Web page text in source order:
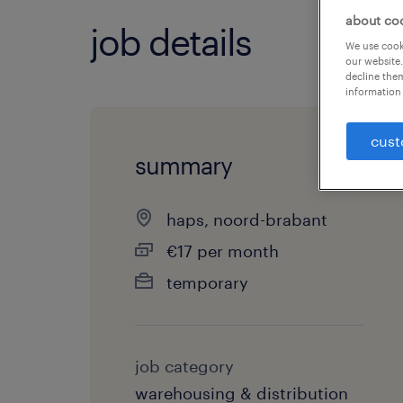
job details
summary
haps, noord-brabant
€17 per month
temporary
job category
warehousing & distribution
about
We use
our
decline
information